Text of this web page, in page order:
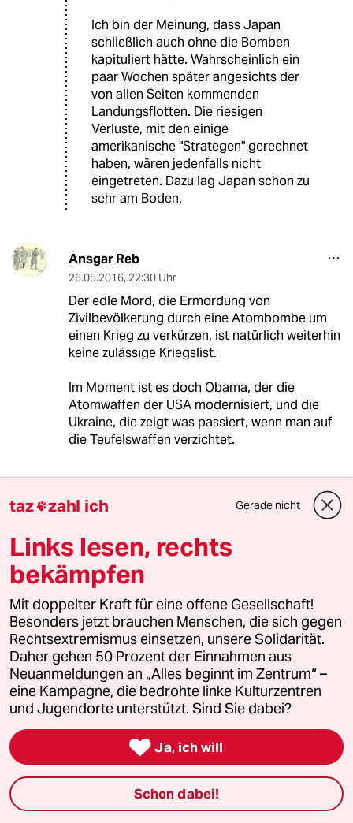
Ich bin der Meinung, dass Japan
schließlich auch ohne die Bomben
kapituliert hätte. Wahrscheinlich ein
paar Wochen später angesichts der
von allen Seiten kommenden
Landungsflotten. Die riesigen
Verluste, mit den einige
amerikanische "Strategen" gerechnet
haben, wären jedenfalls nicht
eingetreten. Dazu lag Japan schon zu
sehr am Boden.
Ansgar Reb
26.05.2016, 22:30 Uhr
Der edle Mord, die Ermordung von
Zivilbevölkerung durch eine Atombombe um
einen Krieg zu verkürzen, ist natürlich weiterhin
keine zulässige Kriegslist.
Im Moment ist es doch Obama, der die
Atomwaffen der USA modernisiert, und die
Ukraine, die zeigt was passiert, wenn man auf
die Teufelswaffen verzichtet.
W warum_denkt_keiner_nach?
"Seinem in der Prager Rede 2009 formulierten
Ziel einer atomwaffenfreien Welt ist Obama
dagegen kein Stück nähergekommen."
Im Gegenteil. Am Ende seiner Amtszeit sieht es
eher nach einem neuen nuklearen Wettrüsten
aus.
4G 4932 (Profil gelöscht)
Für diesen mutigen und absolut richtigen
Kommentar kann man Herrn Pickert nur
gratulieren (und der taz auch).
Weder sind die Amerikaner irgendwo an
taz zahl ich Gerade nicht
Links lesen, rechts
bekämpfen
Mit doppelter Kraft für eine offene Gesellschaft!
Besonders jetzt brauchen Menschen, die sich gegen
Rechtsextremismus einsetzen, unsere Solidarität.
Daher gehen 50 Prozent der Einnahmen aus
Neuanmeldungen an „Alles beginnt im Zentrum“ –
eine Kampagne, die bedrohte linke Kulturzentren
und Jugendorte unterstützt. Sind Sie dabei?
 Ja, ich will
Schon dabei!